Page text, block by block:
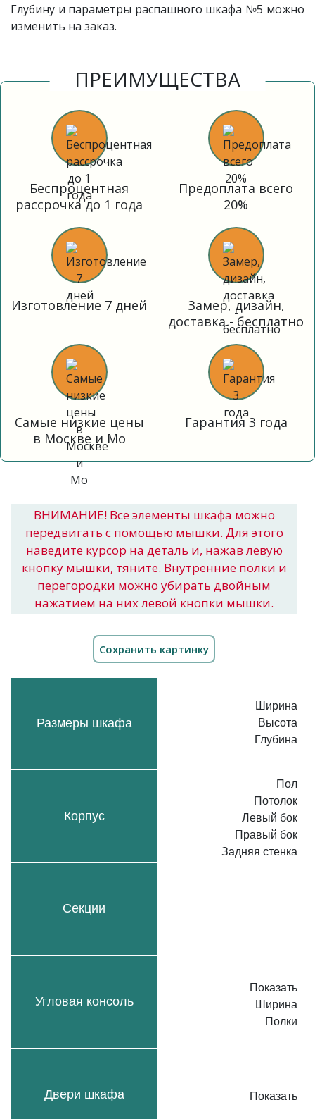
Глубину и параметры распашного шкафа №5 можно
изменить на заказ.
ПРЕИМУЩЕСТВА
Беспроцентная
рассрочка до 1 года
Предоплата всего
20%
Изготовление 7 дней
Замер, дизайн,
доставка - бесплатно
Самые низкие цены
в Москве и Мо
Гарантия 3 года
ВНИМАНИЕ! Все элементы шкафа можно
передвигать с помощью мышки. Для этого
наведите курсор на деталь и, нажав левую
кнопку мышки, тяните. Внутренние полки и
перегородки можно убирать двойным
нажатием на них левой кнопки мышки.
Размеры шкафа
Корпус
Секции
Угловая консоль
Двери шкафа
Ширина
Высота
Глубина
Пол
Потолок
Левый бок
Правый бок
Задняя стенка
Показать
Ширина
Полки
Показать